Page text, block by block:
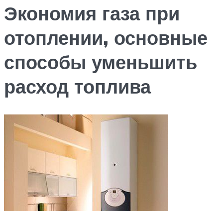
Экономия газа при
отоплении, основные
способы уменьшить
расход топлива